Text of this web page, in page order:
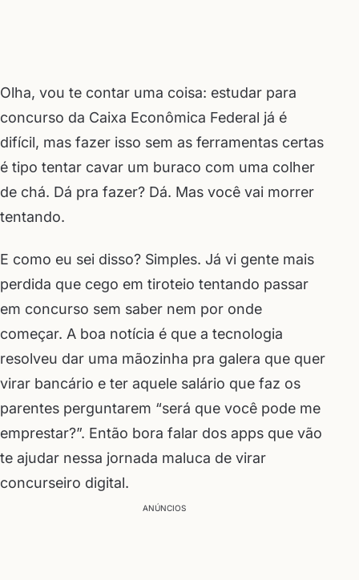
Olha, vou te contar uma coisa: estudar para
concurso da Caixa Econômica Federal já é
difícil, mas fazer isso sem as ferramentas certas
é tipo tentar cavar um buraco com uma colher
de chá. Dá pra fazer? Dá. Mas você vai morrer
tentando.
E como eu sei disso? Simples. Já vi gente mais
perdida que cego em tiroteio tentando passar
em concurso sem saber nem por onde
começar. A boa notícia é que a tecnologia
resolveu dar uma mãozinha pra galera que quer
virar bancário e ter aquele salário que faz os
parentes perguntarem “será que você pode me
emprestar?”. Então bora falar dos apps que vão
te ajudar nessa jornada maluca de virar
concurseiro digital.
ANÚNCIOS